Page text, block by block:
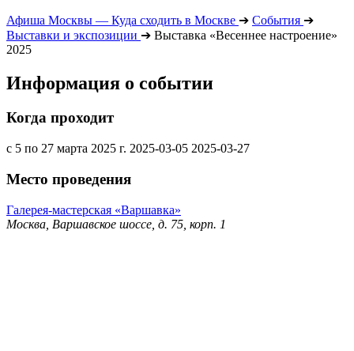
Афиша Москвы — Куда сходить в Москве ➔ События ➔
Выставки и экспозиции ➔ Выставка «Весеннее настроение»
2025
Информация о событии
Когда проходит
с 5 по 27 марта 2025 г. 2025-03-05 2025-03-27
Место проведения
Галерея-мастерская «Варшавка»
Москва, Варшавское шоссе, д. 75, корп. 1